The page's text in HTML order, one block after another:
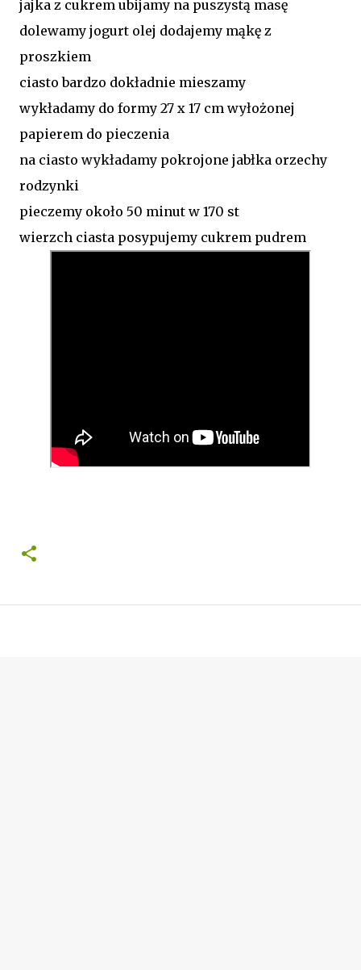
jajka z cukrem ubijamy na puszystą masę
dolewamy jogurt olej dodajemy mąkę z
proszkiem
ciasto bardzo dokładnie mieszamy
wykładamy do formy 27 x 17 cm wyłożonej
papierem do pieczenia
na ciasto wykładamy pokrojone jabłka orzechy
rodzynki
pieczemy około 50 minut w 170 st
wierzch ciasta posypujemy cukrem pudrem